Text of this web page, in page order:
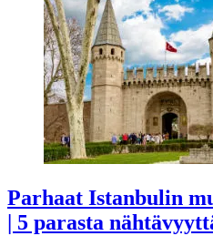
Parhaat Istanbulin
| 5 parasta